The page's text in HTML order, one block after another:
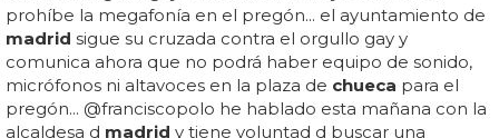
METRO DE MADRID INFORMA
El vídeo del ataque homófobo en el Metro de